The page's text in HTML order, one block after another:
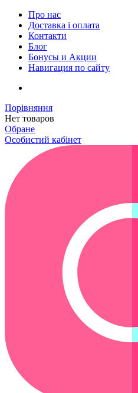
Про нас
Доставка і оплата
Контакти
Блог
Бонусы и Акции
Навигация по сайту
Порівняння
Нет товаров
Обране
Особистий кабінет